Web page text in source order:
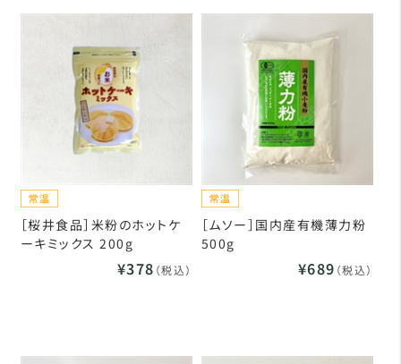
［桜井食品］米粉のホットケ
ーキミックス 200g
¥378 （税込）
［ムソー］国内産有機薄力粉
500g
¥689 （税込）